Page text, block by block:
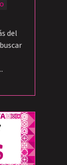
del